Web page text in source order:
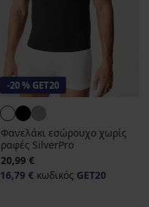
-20 % GET20
Φανελάκι εσώρουχο χωρίς
ραφές SilverPro
20,99 €
16,79 € κωδικός GET20